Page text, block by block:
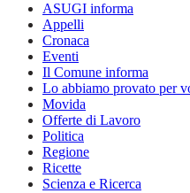
ASUGI informa
Appelli
Cronaca
Eventi
Il Comune informa
Lo abbiamo provato per
Movida
Offerte di Lavoro
Politica
Regione
Ricette
Scienza e Ricerca